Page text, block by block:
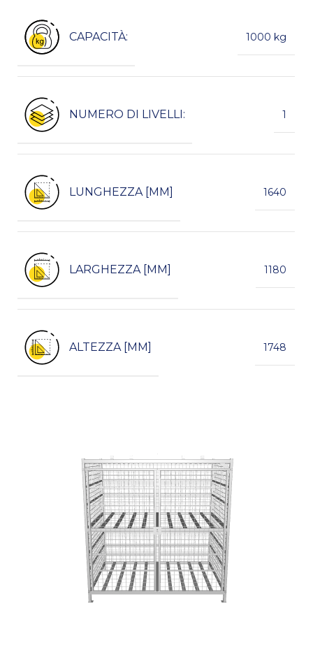
CAPACITÀ: 1000 kg
NUMERO DI LIVELLI: 1
LUNGHEZZA [MM] 1640
LARGHEZZA [MM] 1180
ALTEZZA [MM] 1748